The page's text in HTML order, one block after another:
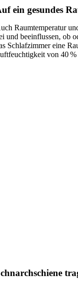
ein gesundes
Raumtemperatur
und beeinflussen, ob
Schlafzimmer eine
von 40